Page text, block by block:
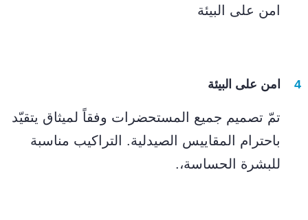
امن على البيئة
امن على البيئة
تمّ تصميم جميع المستحضرات وفقاً لميثاق يتقيّد
باحترام المقاييس الصيدلية. التراكيب مناسبة
للبشرة الحساسة،.